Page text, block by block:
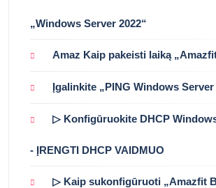
„Windows Server 2022“
Amaz Kaip pakeisti laiką
Įgalinkite „PING Windows Server
▷ Konfigūruokite DHCP
- ĮRENGTI DHCP VAIDMUO
▷ Kaip sukonfigūruoti „Amazfit